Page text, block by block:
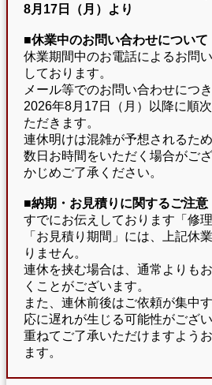
8月17日（月）より
■休業中のお問い合わせについて
休業期間中のお電話によるお問
しております。
メール等でのお問い合わせにつき
2026年8月17日（月）以降に順
ただきます。
連休明けは混雑が予想されるた
数日お時間をいただく場合がご
かじめご了承ください。
■納期・お見積りに関するご注意
すでにお伝えしております「修
「お見積り期間」には、上記休
りません。
連休を挟む場合は、通常よりも
くことがございます。
また、連休前後はご依頼が集中
応に遅れが生じる可能性がござい
重ねてご了承いただけますよう
ます。